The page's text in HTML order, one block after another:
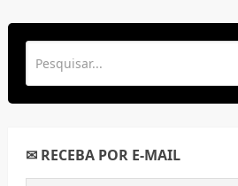
✉ RECEBA POR E-MAIL